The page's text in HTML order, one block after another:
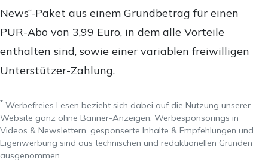
News“-Paket aus einem Grundbetrag für einen
PUR-Abo von 3,99 Euro, in dem alle Vorteile
enthalten sind, sowie einer variablen freiwilligen
Unterstützer-Zahlung.
* Werbefreies Lesen bezieht sich dabei auf die Nutzung unserer
Website ganz ohne Banner-Anzeigen. Werbesponsorings in
Videos & Newslettern, gesponserte Inhalte & Empfehlungen und
Eigenwerbung sind aus technischen und redaktionellen Gründen
ausgenommen.